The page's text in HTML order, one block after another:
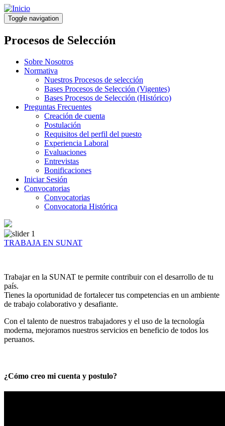
Pasar
al
contenido
principal
Toggle navigation
Procesos de Selección
Sobre Nosotros
Normativa
Nuestros Procesos de selección
Bases Procesos de Selección (Vigentes)
Bases Procesos de Selección (Histórico)
Preguntas Frecuentes
Creación de cuenta
Postulación
Requisitos del perfil del puesto
Experiencia Laboral
Evaluaciones
Entrevistas
Bonificaciones
Iniciar Sesión
Convocatorias
Convocatorias
Convocatoria Histórica
TRABAJA EN SUNAT
Trabajar en la SUNAT te permite contribuir con el desarrollo de tu
país.
Tienes la oportunidad de fortalecer tus competencias en un ambiente
de trabajo colaborativo y desafiante.
Con el talento de nuestros trabajadores y el uso de la tecnología
moderna, mejoramos nuestros servicios en beneficio de todos los
peruanos.
¿Cómo creo mi cuenta y postulo?